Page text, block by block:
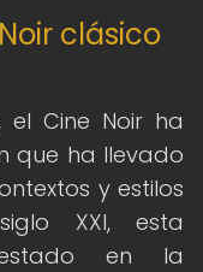
clásico
Cine Noir ha
que ha llevado
y estilos
XXI, esta
en la